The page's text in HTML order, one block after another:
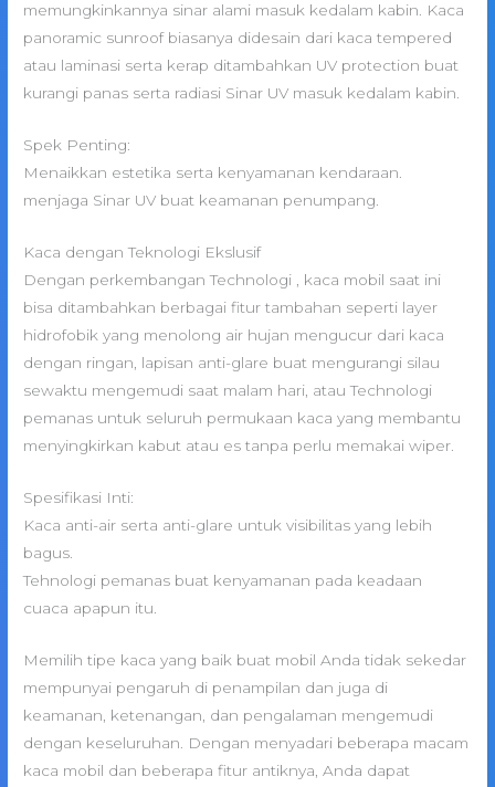
memungkinkannya sinar alami masuk kedalam kabin. Kaca
panoramic sunroof biasanya didesain dari kaca tempered
atau laminasi serta kerap ditambahkan UV protection buat
kurangi panas serta radiasi Sinar UV masuk kedalam kabin.
Spek Penting:
Menaikkan estetika serta kenyamanan kendaraan.
menjaga Sinar UV buat keamanan penumpang.
Kaca dengan Teknologi Ekslusif
Dengan perkembangan Technologi , kaca mobil saat ini
bisa ditambahkan berbagai fitur tambahan seperti layer
hidrofobik yang menolong air hujan mengucur dari kaca
dengan ringan, lapisan anti-glare buat mengurangi silau
sewaktu mengemudi saat malam hari, atau Technologi
pemanas untuk seluruh permukaan kaca yang membantu
menyingkirkan kabut atau es tanpa perlu memakai wiper.
Spesifikasi Inti:
Kaca anti-air serta anti-glare untuk visibilitas yang lebih
bagus.
Tehnologi pemanas buat kenyamanan pada keadaan
cuaca apapun itu.
Memilih tipe kaca yang baik buat mobil Anda tidak sekedar
mempunyai pengaruh di penampilan dan juga di
keamanan, ketenangan, dan pengalaman mengemudi
dengan keseluruhan. Dengan menyadari beberapa macam
kaca mobil dan beberapa fitur antiknya, Anda dapat